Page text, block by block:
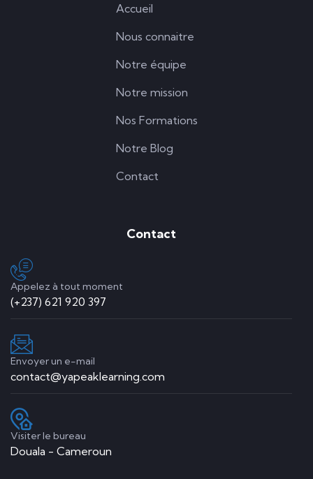
Accueil
Nous connaitre
Notre équipe
Notre mission
Nos Formations
Notre Blog
Contact
Contact
Appelez à tout moment
(+237) 621 920 397
Envoyer un e-mail
contact@yapeaklearning.com
Visiter le bureau
Douala - Cameroun